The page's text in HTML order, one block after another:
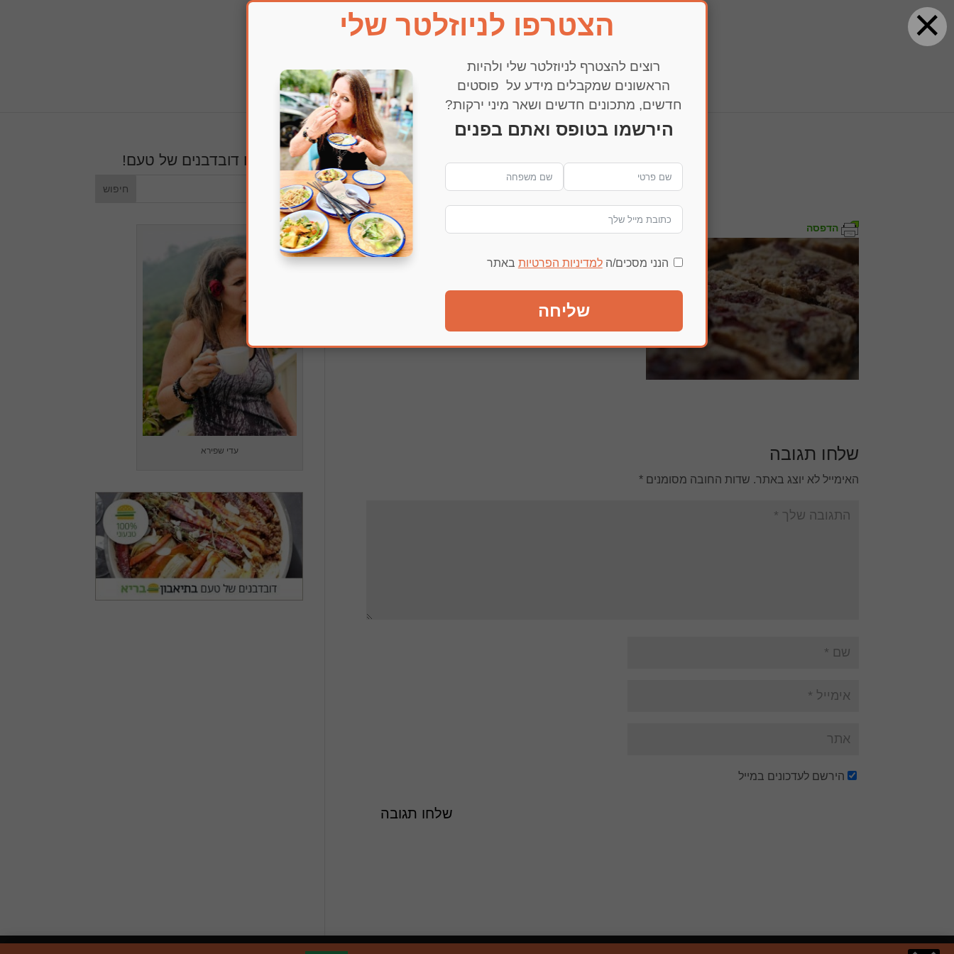
× הצטרפו לניוזלטר שלי
רוצים להצטרף לניוזלטר שלי ולהיות
הראשונים שמקבלים מידע על פוסטים
חדשים, מתכונים חדשים ושאר מיני ירקות?
הירשמו בטופס ואתם בפנים
הנני מסכים/הלמדיניות הפרטיות באתר
שליחה
דף הבית עדי שפירא דובדבנים צור קשר
img_0985
הדפסה
שלחו תגובה
האימייל לא יוצג באתר. שדות החובה מסומנים*
הירשם לעדכונים במייל
חפשו דובדבנים של טעם!
עדי שפירא